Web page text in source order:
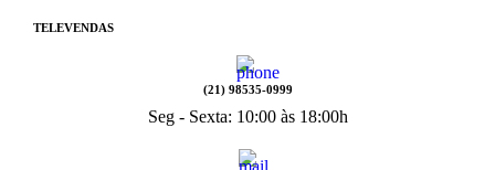
TELEVENDAS
(21) 98535-0999
Seg - Sexta: 10:00 às 18:00h